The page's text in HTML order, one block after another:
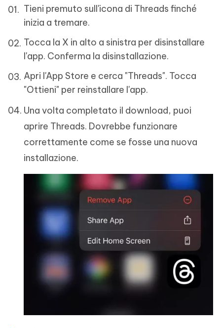
Tieni premuto sull'icona di Threads finché
inizia a tremare.
Tocca la X in alto a sinistra per disinstallare
l'app. Conferma la disinstallazione.
Apri l'App Store e cerca "Threads". Tocca
"Ottieni" per reinstallare l'app.
Una volta completato il download, puoi
aprire Threads. Dovrebbe funzionare
correttamente come se fosse una nuova
installazione.